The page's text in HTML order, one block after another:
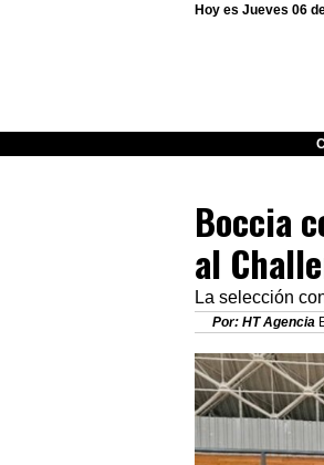
Hoy es Jueves 06
Boccia
al
La selección
Por: HT Agencia